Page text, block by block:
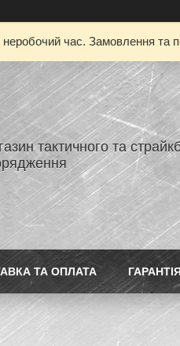
неробочий час. Замовлення та
тактичного та
ТА ОПЛАТА